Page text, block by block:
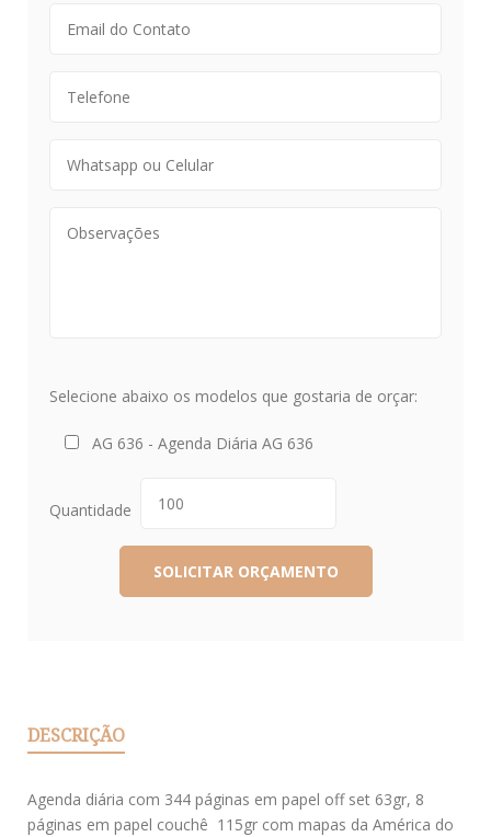
Selecione abaixo os modelos que gostaria de orçar:
AG 636 - Agenda Diária AG 636
Quantidade
DESCRIÇÃO
Agenda diária com 344 páginas em papel off set 63gr, 8
páginas em papel couchê 115gr com mapas da América do